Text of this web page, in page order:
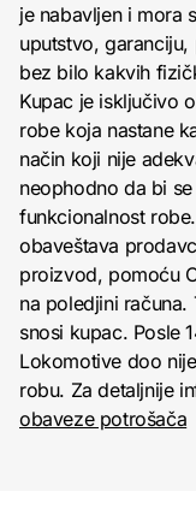
je nabavljen i mora
uputstvo,
bez bilo kakvih
Kupac je isključivo
robe koja nastane
način koji nije
neophodno da bi
funkcionalnost
obaveštava
proizvod, pomoću
na poledjini
snosi kupac. Posle
Lokomotive doo
robu. Za detaljnije
obaveze potrošača